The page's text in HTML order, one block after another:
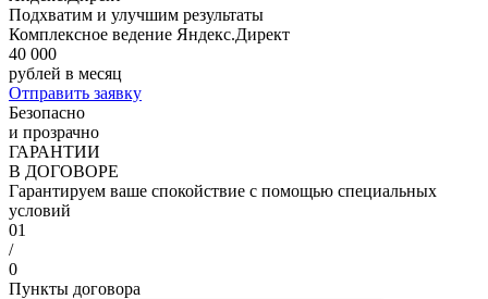
Подхватим и улучшим результаты
Комплексное ведение Яндекс.Директ
40 000
рублей в месяц
Отправить заявку
Безопасно
и прозрачно
ГАРАНТИИ
В ДОГОВОРЕ
Гарантируем ваше спокойствие с помощью специальных
условий
01
/
0
Пункты договора